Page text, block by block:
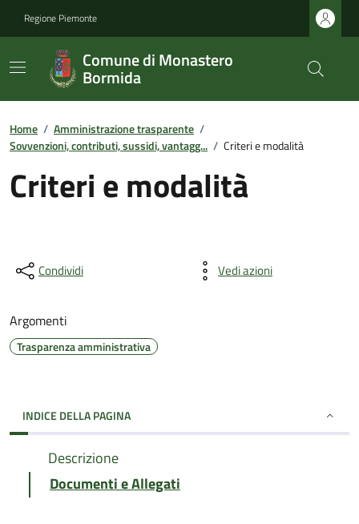
Regione Piemonte
Comune di Monastero
Bormida
Home / Amministrazione trasparente /
Sovvenzioni, contributi, sussidi, vantagg... / Criteri e modalità
Criteri e modalità
Condividi Vedi azioni
Argomenti
Trasparenza amministrativa
INDICE DELLA PAGINA
Descrizione
Documenti e Allegati